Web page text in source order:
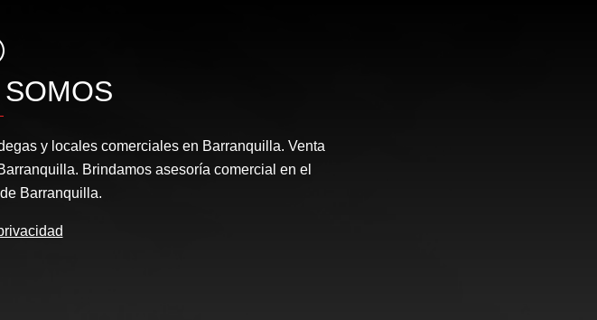
y locales comerciales en Barranquilla. Venta
Brindamos asesoría comercial en el
Barranquilla.